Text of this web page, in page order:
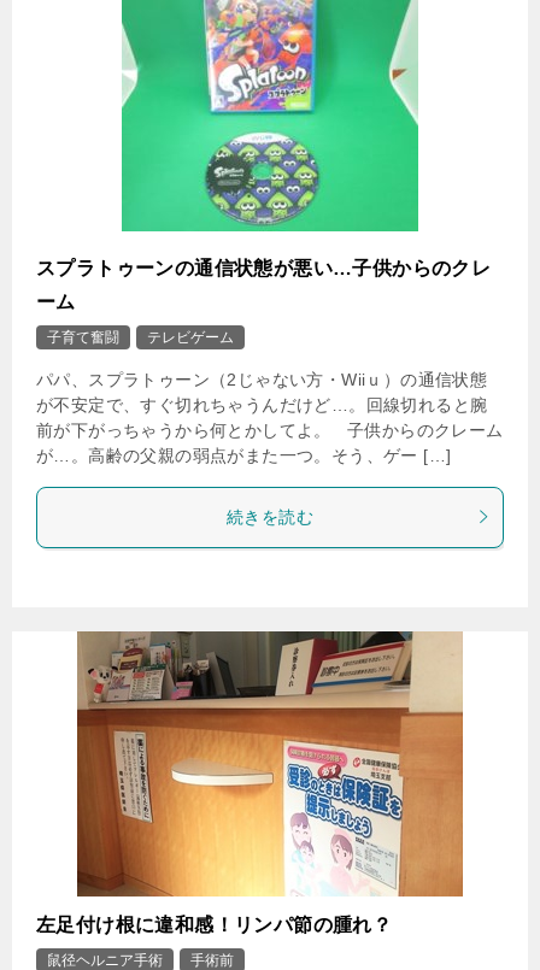
スプラトゥーンの通信状態が悪い…子供からのクレ
ーム
子育て奮闘 テレビゲーム
パパ、スプラトゥーン（2じゃない方・Wiiｕ）の通信状態
が不安定で、すぐ切れちゃうんだけど…。回線切れると腕
前が下がっちゃうから何とかしてよ。 子供からのクレーム
が…。高齢の父親の弱点がまた一つ。そう、ゲー […]
続きを読む
左足付け根に違和感！リンパ節の腫れ？
鼠径ヘルニア手術 手術前